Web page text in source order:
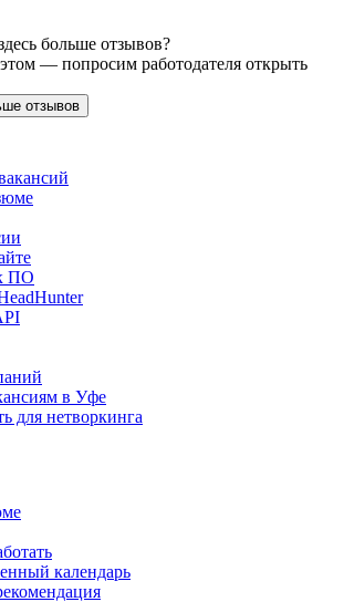
больше отзывов?
— попросим работодателя открыть
отзывов
ПО
в Уфе
для нетворкинга
календарь